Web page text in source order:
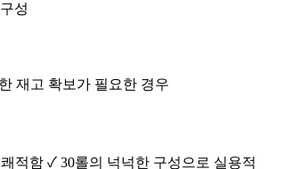
성
재고 확보가 필요한 경우
적함 ✓ 30롤의 넉넉한 구성으로 실용적